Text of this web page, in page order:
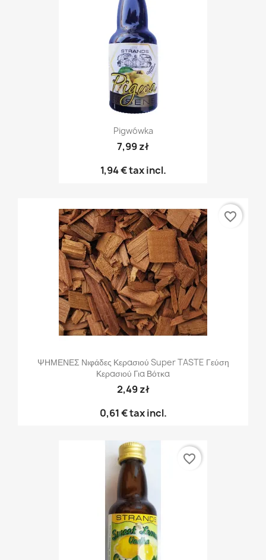
Pigwówka
7,99 zł
1,94 €tax incl.
ΨΗΜΕΝΕΣ Νιφάδες Κερασιού Super TASTE Γεύση
Κερασιού Για Βότκα
2,49 zł
0,61 €tax incl.
favorite_border
favorite_border